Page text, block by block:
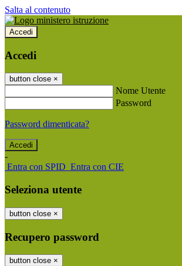
Salta al contenuto
Accedi
Accedi
button close ×
Nome Utente
Password
Password dimenticata?
-
Entra con SPID Entra con CIE
Seleziona utente
button close ×
Recupero password
button close ×